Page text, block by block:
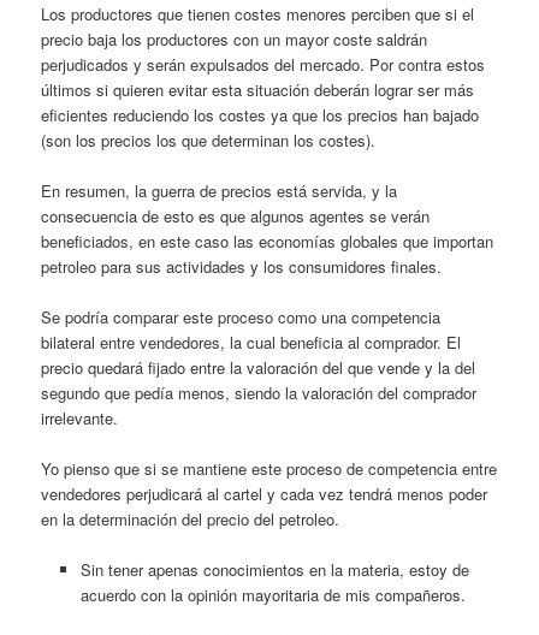
Los productores que tienen costes menores perciben que si el
precio baja los productores con un mayor coste saldrán
perjudicados y serán expulsados del mercado. Por contra estos
últimos si quieren evitar esta situación deberán lograr ser más
eficientes reduciendo los costes ya que los precios han bajado
(son los precios los que determinan los costes).
En resumen, la guerra de precios está servida, y la
consecuencia de esto es que algunos agentes se verán
beneficiados, en este caso las economías globales que importan
petroleo para sus actividades y los consumidores finales.
Se podría comparar este proceso como una competencia
bilateral entre vendedores, la cual beneficia al comprador. El
precio quedará fijado entre la valoración del que vende y la del
segundo que pedía menos, siendo la valoración del comprador
irrelevante.
Yo pienso que si se mantiene este proceso de competencia entre
vendedores perjudicará al cartel y cada vez tendrá menos poder
en la determinación del precio del petroleo.
Sin tener apenas conocimientos en la materia, estoy de
acuerdo con la opinión mayoritaria de mis compañeros.